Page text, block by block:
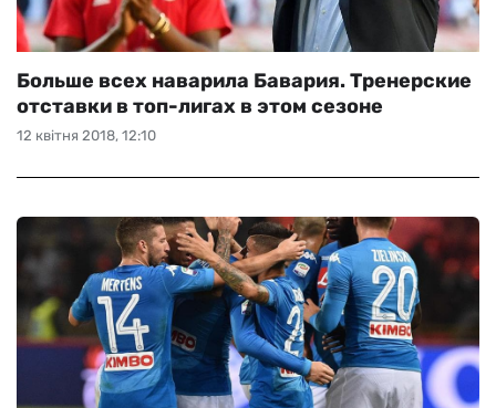
12 квітня 2018, 12:10
Больше всех наварила Бавария. Тренерские
отставки в топ-лигах в этом сезоне